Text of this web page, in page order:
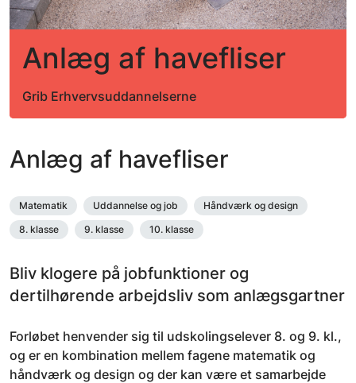
Anlæg af havefliser
Grib Erhvervsuddannelserne
Anlæg af havefliser
Matematik Uddannelse og job
Håndværk og design
8. klasse
9. klasse 10. klasse
Bliv klogere på jobfunktioner og
dertilhørende arbejdsliv som anlægsgartner
Forløbet henvender sig til udskolingselever 8. og 9. kl.,
og er en kombination mellem fagene matematik og
håndværk og design og der kan være et samarbejde